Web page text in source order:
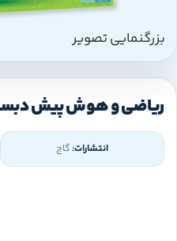
بزرگنمایی تصویر
ریاضی و هوش پیش
انتشارات: گاج